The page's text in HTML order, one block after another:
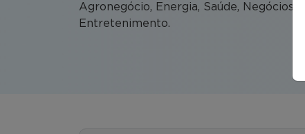
Agronegócio, Energia, Saúde, Negócios
Entretenimento.